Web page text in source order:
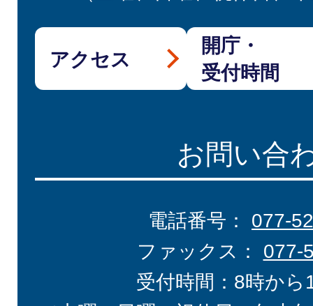
アクセス
開庁・
受付時間
お問い合
電話番号： 077-
ファックス： 077-
受付時間：8時から